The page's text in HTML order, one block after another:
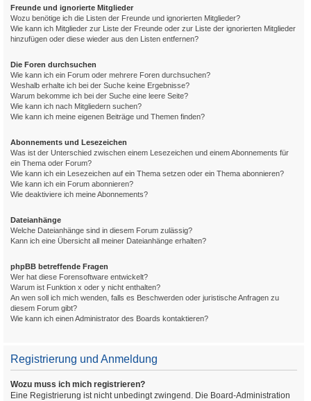
Freunde und ignorierte Mitglieder
Wozu benötige ich die Listen der Freunde und ignorierten Mitglieder?
Wie kann ich Mitglieder zur Liste der Freunde oder zur Liste der ignorierten Mitglieder
hinzufügen oder diese wieder aus den Listen entfernen?
Die Foren durchsuchen
Wie kann ich ein Forum oder mehrere Foren durchsuchen?
Weshalb erhalte ich bei der Suche keine Ergebnisse?
Warum bekomme ich bei der Suche eine leere Seite?
Wie kann ich nach Mitgliedern suchen?
Wie kann ich meine eigenen Beiträge und Themen finden?
Abonnements und Lesezeichen
Was ist der Unterschied zwischen einem Lesezeichen und einem Abonnements für
ein Thema oder Forum?
Wie kann ich ein Lesezeichen auf ein Thema setzen oder ein Thema abonnieren?
Wie kann ich ein Forum abonnieren?
Wie deaktiviere ich meine Abonnements?
Dateianhänge
Welche Dateianhänge sind in diesem Forum zulässig?
Kann ich eine Übersicht all meiner Dateianhänge erhalten?
phpBB betreffende Fragen
Wer hat diese Forensoftware entwickelt?
Warum ist Funktion x oder y nicht enthalten?
An wen soll ich mich wenden, falls es Beschwerden oder juristische Anfragen zu
diesem Forum gibt?
Wie kann ich einen Administrator des Boards kontaktieren?
Registrierung und Anmeldung
Wozu muss ich mich registrieren?
Eine Registrierung ist nicht unbedingt zwingend. Die Board-Administration